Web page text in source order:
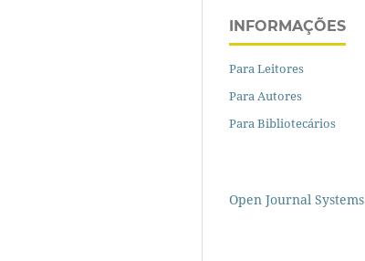
INFORMAÇÕES
Para Leitores
Para Autores
Para Bibliotecários
Open Journal Systems